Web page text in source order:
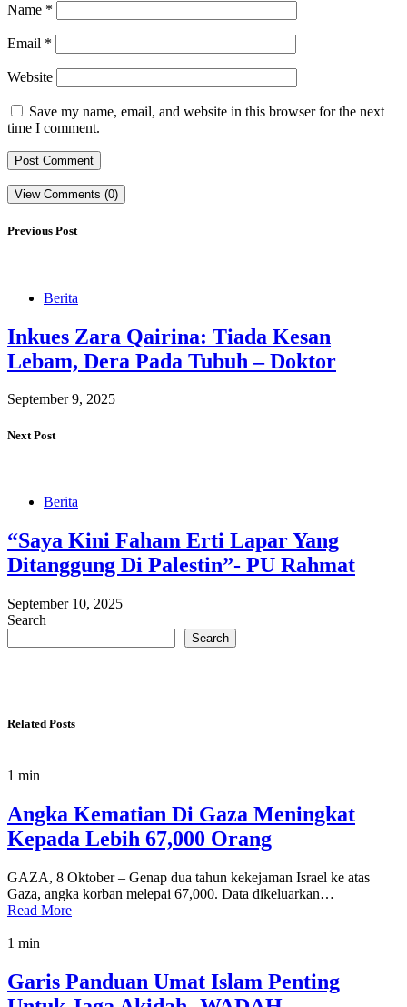
Name *
Email *
Website
Save my name, email, and website in this browser for the next
time I comment.
View Comments (0)
Previous Post
Berita
Inkues Zara Qairina: Tiada Kesan
Lebam, Dera Pada Tubuh – Doktor
September 9, 2025
Next Post
Berita
“Saya Kini Faham Erti Lapar Yang
Ditanggung Di Palestin”- PU Rahmat
September 10, 2025
Search
Search
Related Posts
1 min
Angka Kematian Di Gaza Meningkat
Kepada Lebih 67,000 Orang
GAZA, 8 Oktober – Genap dua tahun kekejaman Israel ke atas
Gaza, angka korban melepai 67,000. Data dikeluarkan…
Read More
1 min
Garis Panduan Umat Islam Penting